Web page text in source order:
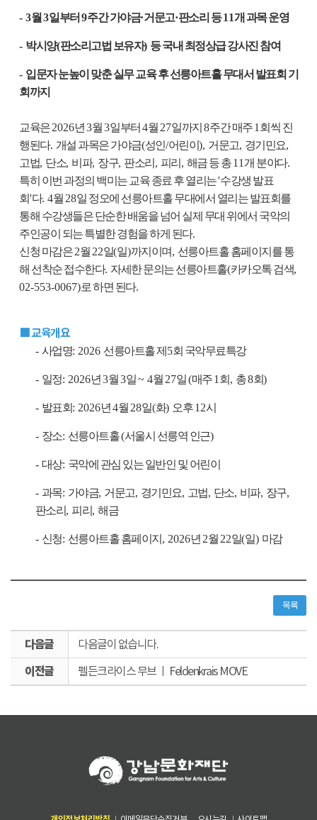
- 3월 3일부터 9주간 가야금·거문고·판소리 등11개 과목 운영
- 박시양(판소리고법 보유자) 등 국내 최정상급 강사진 참여
- 입문자 눈높이 맞춘 실무 교육 후 선릉아트홀 무대서 발표회 기
회까지
교육은2026년 3월3일부터 4월 27일까지 8주간 매주1 회씩 진
행된다. 개설 과목은 가야금(성인/어린이 ), 거문고, 경기민요,
고법, 단소, 비파, 장구, 판소리 , 피리 , 해금 등 총11 개 분야다.
특히 이번 과정의 백미는 교육 종료 후 열리는'수강생 발표
회'다. 4월 28일 정오에 선릉아트홀 무대에서 열리는 발표회를
통해 수강생들은 단순한 배움을 넘어 실제 무대 위에서 국악의
주인공이 되는 특별한 경험을 하게 된다.
신청 마감은2월 22일(일)까지이며, 선릉아트홀 홈페이지를 통
해 선착순 접수한다. 자세한 문의는 선릉아트홀(카카오톡 검색,
02-553-0067)로 하면 된다.
■ 교육개요
- 사업명: 2026 선릉아트홀 제 5회 국악무료특강
- 일정: 2026년 3월3일~ 4월 27일(매주1 회 , 총8회)
- 발표회: 2026년4월 28일(화) 오후12시
- 장소: 선릉아트홀(서울시 선릉역 인근)
- 대상: 국악에 관심 있는 일반인 및 어린이
- 과목: 가야금, 거문고, 경기민요, 고법, 단소, 비파, 장구,
판소리 , 피리 ,해금
- 신청: 선릉아트홀 홈페이지 , 2026년 2월 22일(일) 마감
목록
다음글이 없습니다.
펠든크라이스 무브 ㅣ Feldenkrais MOVE